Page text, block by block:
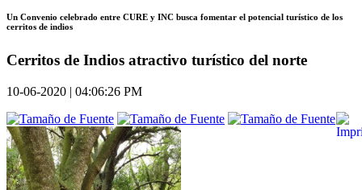
Un Convenio celebrado entre CURE y INC busca fomentar el potencial turístico de los
cerritos de indios
Cerritos de Indios atractivo turístico del norte
10-06-2020 | 04:06:26 PM